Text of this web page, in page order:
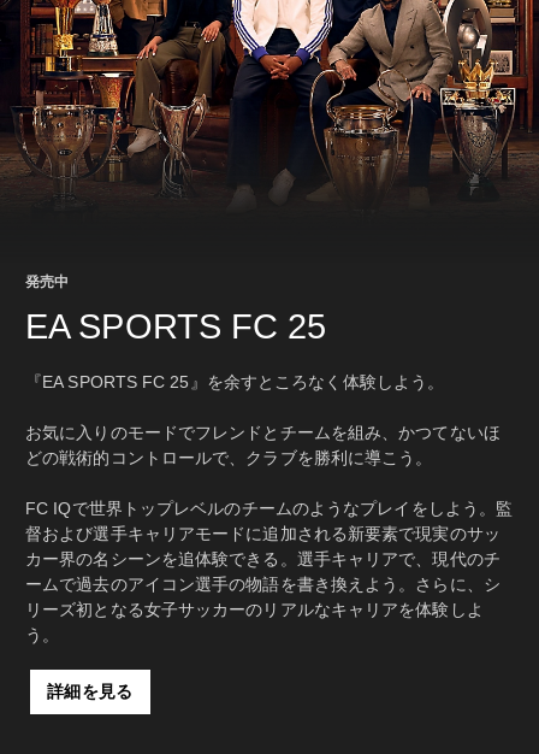
発売中
EA SPORTS FC 25
『EA SPORTS FC 25』を余すところなく体験しよう。
お気に入りのモードでフレンドとチームを組み、かつてないほ
どの戦術的コントロールで、クラブを勝利に導こう。
FC IQで世界トップレベルのチームのようなプレイをしよう。監
督および選手キャリアモードに追加される新要素で現実のサッ
カー界の名シーンを追体験できる。選手キャリアで、現代のチ
ームで過去のアイコン選手の物語を書き換えよう。さらに、シ
リーズ初となる女子サッカーのリアルなキャリアを体験しよ
う。
詳細を見る